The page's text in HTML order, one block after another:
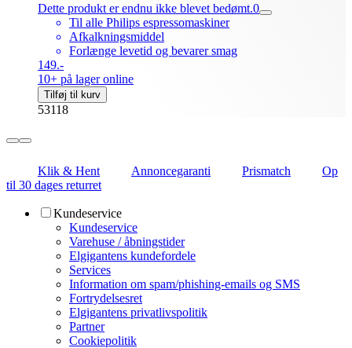
Dette produkt er endnu ikke blevet bedømt.0
Til alle Philips espressomaskiner
Afkalkningsmiddel
Forlænge levetid og bevarer smag
149.-
10+ på lager online
Tilføj til kurv
53118
Klik & Hent Annoncegaranti Prismatch
Op
til 30 dages returret
Kundeservice
Kundeservice
Varehuse / åbningstider
Elgigantens kundefordele
Services
Information om spam/phishing-emails og SMS
Fortrydelsesret
Elgigantens privatlivspolitik
Partner
Cookiepolitik